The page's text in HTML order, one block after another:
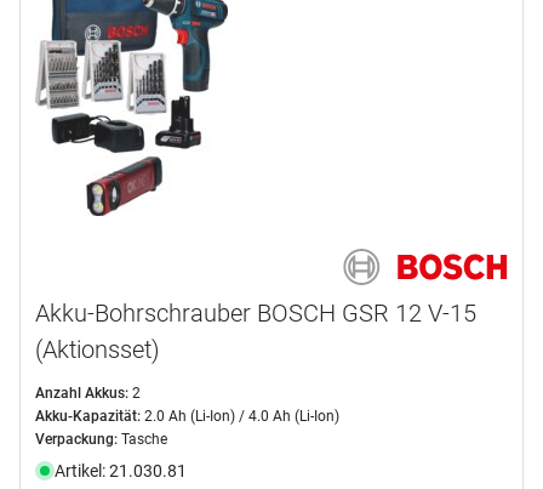
Akku-Bohrschrauber BOSCH GSR 12 V-15
(Aktionsset)
Anzahl Akkus: 2
Akku-Kapazität: 2.0 Ah (Li-Ion) / 4.0 Ah (Li-Ion)
Verpackung: Tasche
Artikel: 21.030.81